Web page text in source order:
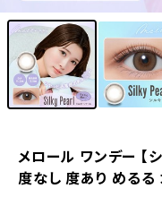
メロール ワンデー 【
度なし 度あり める